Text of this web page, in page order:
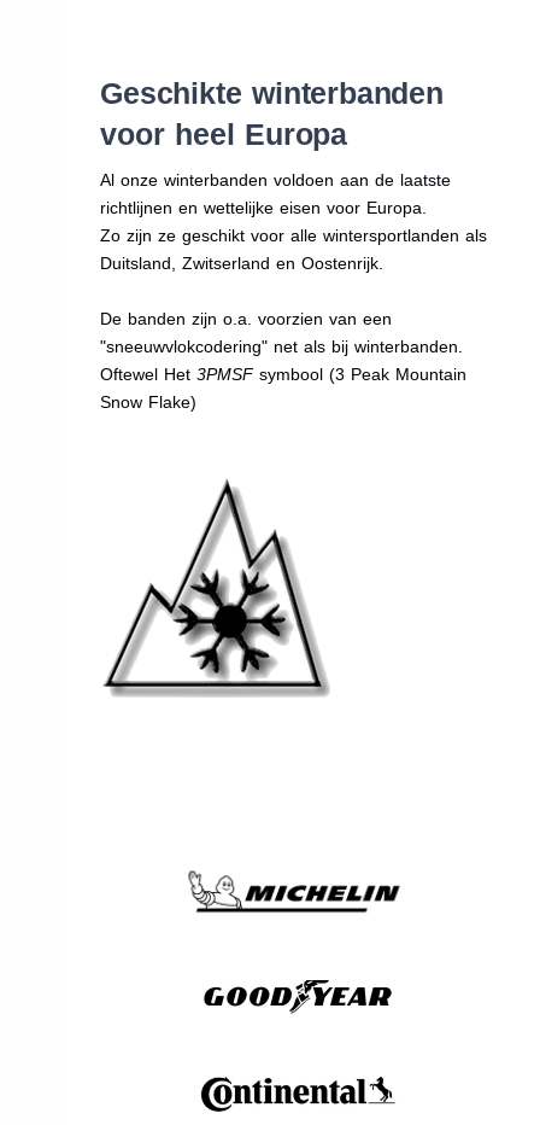
Geschikte winterbanden
voor heel Europa
Al onze winterbanden voldoen aan de laatste
richtlijnen en wettelijke eisen voor Europa.
Zo zijn ze geschikt voor alle wintersportlanden als
Duitsland, Zwitserland en Oostenrijk.
De banden zijn o.a. voorzien van een
"sneeuwvlokcodering" net als bij winterbanden.
Oftewel Het3PMSFsymbool (3 Peak Mountain
Snow Flake)